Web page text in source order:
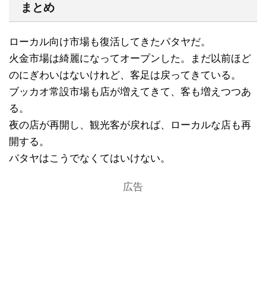
まとめ
ローカル向け市場も復活してきたパタヤだ。
火金市場は綺麗になってオープンした。まだ以前ほど
のにぎわいはないけれど、客足は戻ってきている。
ブッカオ常設市場も店が増えてきて、客も増えつつあ
る。
夜の店が再開し、観光客が戻れば、ローカルな店も再
開する。
パタヤはこうでなくてはいけない。
広告